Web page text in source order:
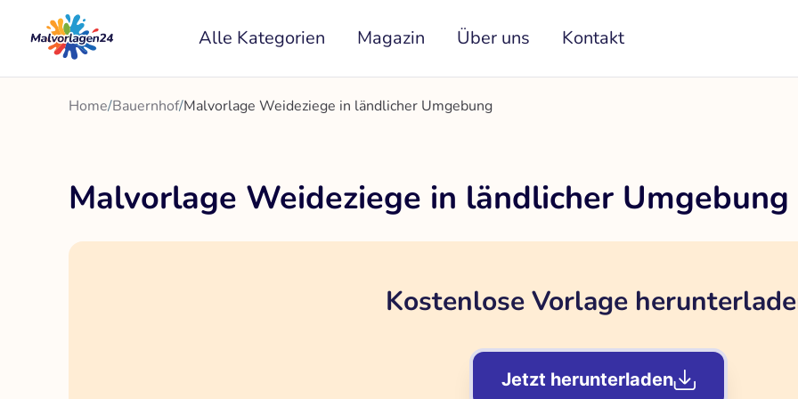
Inhalt
springen
Alle Kategorien Magazin Über uns Kontakt
Home/Bauernhof/Malvorlage Weideziege in ländlicher Umgebung
Malvorlage Weideziege in ländlicher Umgebung
Kostenlose Vorlage
Jetzt herunterladen